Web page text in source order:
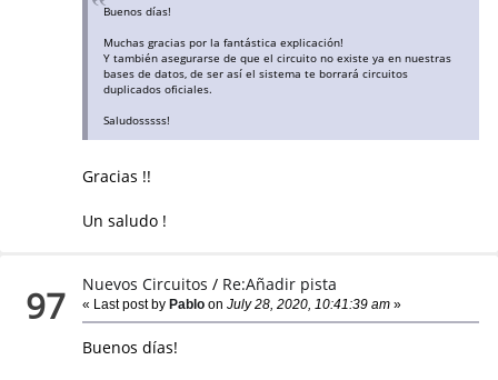
Buenos días!
Muchas gracias por la fantástica explicación!
Y también asegurarse de que el circuito no existe ya en nuestras
bases de datos, de ser así el sistema te borrará circuitos
duplicados oficiales.
Saludosssss!
Gracias !!
Un saludo !
97 Nuevos Circuitos / Re:Añadir pista
« Last post by Pablo on July 28, 2020, 10:41:39 am »
Buenos días!